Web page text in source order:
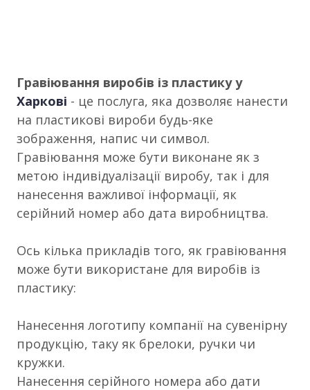
Гравіювання виробів із пластику у
Харкові - це послуга, яка дозволяє нанести
на пластикові вироби будь-яке
зображення, напис чи символ.
Гравіювання може бути виконане як з
метою індивідуалізації виробу, так і для
нанесення важливої інформації, як
серійний номер або дата виробництва.
Ось кілька прикладів того, як гравіювання
може бути використане для виробів із
пластику:
Нанесення логотипу компанії на сувенірну
продукцію, таку як брелоки, ручки чи
кружки.
Нанесення серійного номера або дати